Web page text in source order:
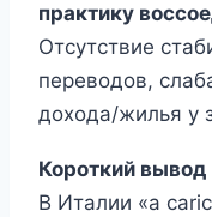
практику
Отсутствие
переводов,
дохода/жилья у
Короткий вывод
В Италии «a